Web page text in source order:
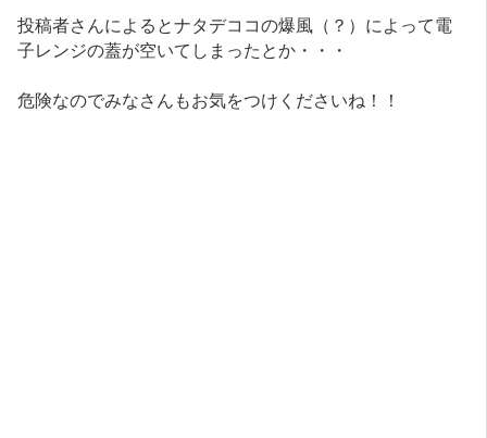
投稿者さんによるとナタデココの爆風（？）によって電
子レンジの蓋が空いてしまったとか・・・
危険なのでみなさんもお気をつけくださいね！！